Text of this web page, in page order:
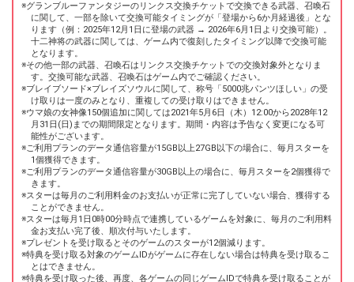
グランブルーファンタジーのリンクス交換チケットで交換できる武器、召喚石
に関して、一部を除いて交換可能タイミングが「登場から6か月経過後」とな
ります（例：2025年12月1日に登場の武器 → 2026年6月1日より交換可能）。
十二神将の武器に関しては、ゲーム内で復刻したタイミング以降で交換可能
となります。
その他一部の武器、召喚石はリンクス交換チケットでの交換対象外となりま
す。交換可能な武器、召喚石はゲーム内でご確認ください。
ブレイブソード×ブレイズソウルに関して、称号「5000兆パンツほしい」の受
け取りは一度のみとなり、重複しての受け取りはできません。
ウマ娘の女神像150個追加に関しては2021年5月6日（木）12:00から2028年12
月31日(日)までの期間限定となります。期間・内容は予告なく変更になる可
能性がございます。
ご利用プランのデータ通信容量が15GB以上27GB以下の場合に、毎月スターを
1個獲得できます。
ご利用プランのデータ通信容量が30GB以上の場合に、毎月スターを2個獲得で
きます。
スターは毎月のご利用料金のお支払いが正常に完了していない場合、獲得する
ことができません。
スターは毎月1日0時00分時点で連携しているゲームを対象に、毎月のご利用料
金お支払い完了後、順次付与いたします。
プレゼントを受け取るとそのゲームのスターが12個減ります。
特典を受け取る対象のゲームIDがゲームに存在しない場合は特典を受け取るこ
とはできません。
特典を受け取った後、再度、各ゲームの同じゲームIDで特典を受け取ることが